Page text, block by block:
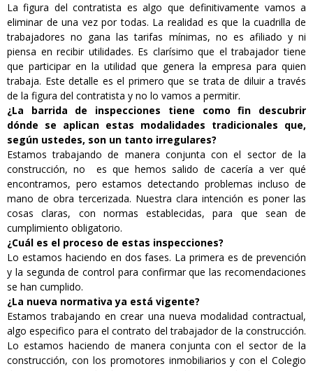
La figura del contratista es algo que definitivamente vamos a
eliminar de una vez por todas. La realidad es que la cuadrilla de
trabajadores no gana las tarifas mínimas, no es afiliado y ni
piensa en recibir utilidades. Es clarísimo que el trabajador tiene
que participar en la utilidad que genera la empresa para quien
trabaja. Este detalle es el primero que se trata de diluir a través
de la figura del contratista y no lo vamos a permitir.
¿La barrida de inspecciones tiene como fin descubrir
dónde se aplican estas modalidades tradicionales que,
según ustedes, son un tanto irregulares?
Estamos trabajando de manera conjunta con el sector de la
construcción, no es que hemos salido de cacería a ver qué
encontramos, pero estamos detectando problemas incluso de
mano de obra tercerizada. Nuestra clara intención es poner las
cosas claras, con normas establecidas, para que sean de
cumplimiento obligatorio.
¿Cuál es el proceso de estas inspecciones?
Lo estamos haciendo en dos fases. La primera es de prevención
y la segunda de control para confirmar que las recomendaciones
se han cumplido.
¿La nueva normativa ya está vigente?
Estamos trabajando en crear una nueva modalidad contractual,
algo especifico para el contrato del trabajador de la construcción.
Lo estamos haciendo de manera conjunta con el sector de la
construcción, con los promotores inmobiliarios y con el Colegio